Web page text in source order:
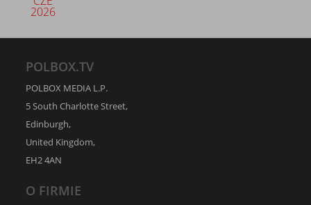
2026
POLBOX.TV
POLBOX MEDIA L.P.
5 South Charlotte Street,
Edinburgh,
United Kingdom,
EH2 4AN
O FIRMIE